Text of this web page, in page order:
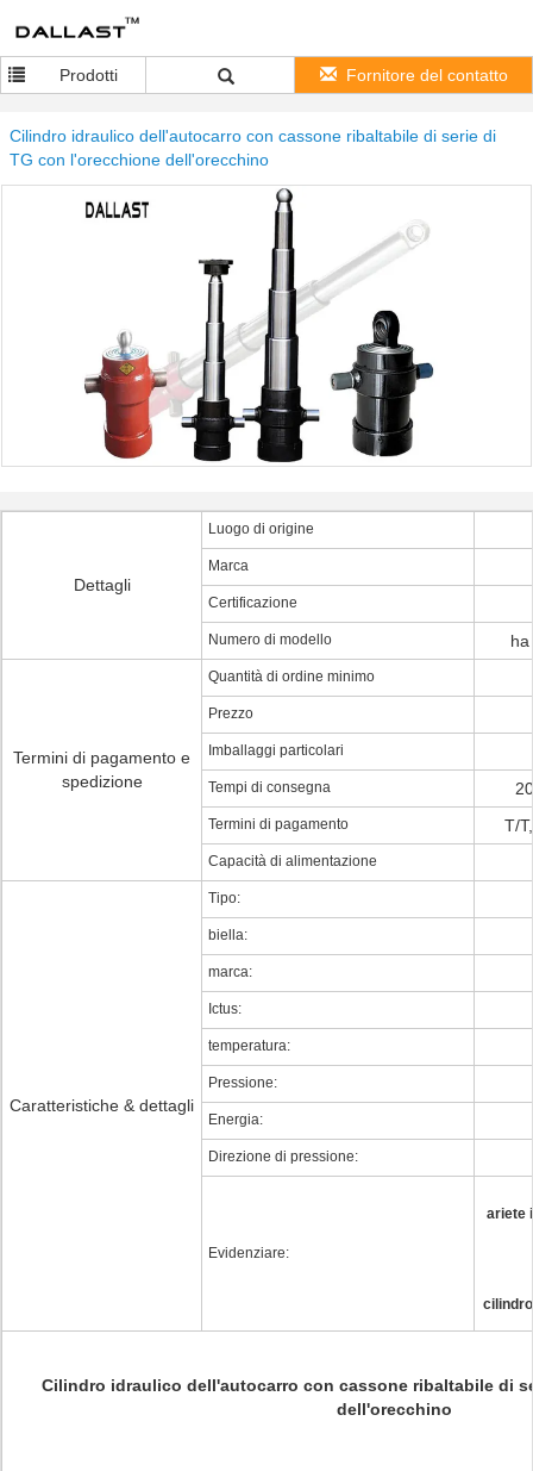
Prodotti Fornitore del contatto
Cilindro idraulico dell'autocarro con cassone ribaltabile di serie di
TG con l'orecchione dell'orecchino
Dettagli
Luogo di origine
Marca
Certificazione
Numero di modello
Termini di pagamento e
spedizione
Quantità di ordine minimo
Prezzo
Imballaggi particolari
Tempi di consegna
Termini di pagamento T/
Capacità di alimentazione
Caratteristiche & dettagli
Tipo:
biella:
marca:
Ictus:
temperatura:
Pressione:
Energia:
Direzione di pressione:
Evidenziare:
ariete
Cilindro idraulico dell'autocarro con cassone ribaltabile di
dell'orecchino